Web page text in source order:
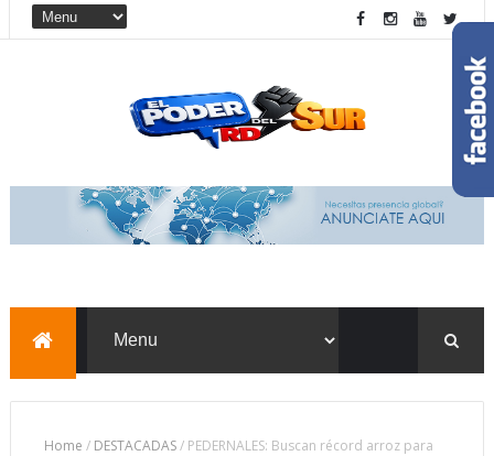
Home / DESTACADAS/ PEDERNALES: Buscan récord arroz para